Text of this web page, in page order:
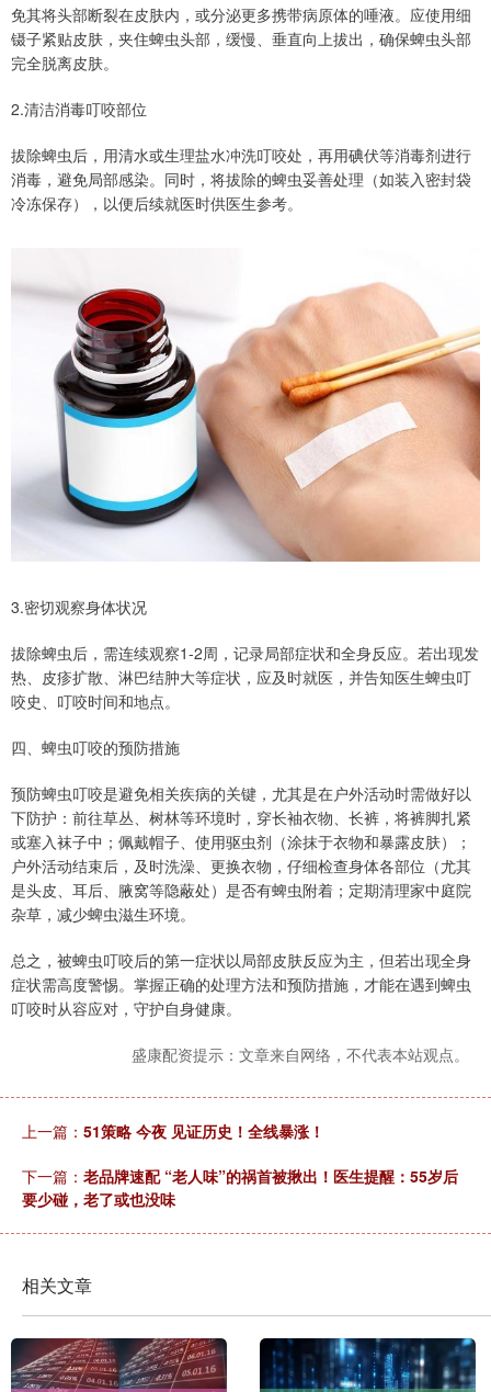
免其将头部断裂在皮肤内，或分泌更多携带病原体的唾液。应使用细
镊子紧贴皮肤，夹住蜱虫头部，缓慢、垂直向上拔出，确保蜱虫头部
完全脱离皮肤。
2.清洁消毒叮咬部位
拔除蜱虫后，用清水或生理盐水冲洗叮咬处，再用碘伏等消毒剂进行
消毒，避免局部感染。同时，将拔除的蜱虫妥善处理（如装入密封袋
冷冻保存），以便后续就医时供医生参考。
3.密切观察身体状况
拔除蜱虫后，需连续观察1-2周，记录局部症状和全身反应。若出现发
热、皮疹扩散、淋巴结肿大等症状，应及时就医，并告知医生蜱虫叮
咬史、叮咬时间和地点。
四、蜱虫叮咬的预防措施
预防蜱虫叮咬是避免相关疾病的关键，尤其是在户外活动时需做好以
下防护：前往草丛、树林等环境时，穿长袖衣物、长裤，将裤脚扎紧
或塞入袜子中；佩戴帽子、使用驱虫剂（涂抹于衣物和暴露皮肤）；
户外活动结束后，及时洗澡、更换衣物，仔细检查身体各部位（尤其
是头皮、耳后、腋窝等隐蔽处）是否有蜱虫附着；定期清理家中庭院
杂草，减少蜱虫滋生环境。
总之，被蜱虫叮咬后的第一症状以局部皮肤反应为主，但若出现全身
症状需高度警惕。掌握正确的处理方法和预防措施，才能在遇到蜱虫
叮咬时从容应对，守护自身健康。
盛康配资提示：文章来自网络，不代表本站观点。
上一篇： 51策略 今夜 见证历史！全线暴涨！
下一篇： 老品牌速配 “老人味”的祸首被揪出！医生提醒：55岁后
要少碰，老了或也没味
相关文章